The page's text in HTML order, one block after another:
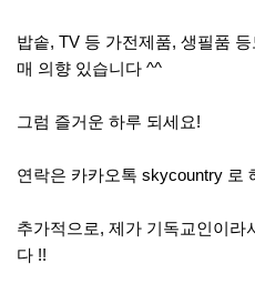
밥솥, TV 등 가전제품, 생필품
매 의향 있습니다 ^^
그럼 즐거운 하루 되세요!
연락은 카카오톡 skycountry 로
추가적으로, 제가 기독교인이라
다 !!